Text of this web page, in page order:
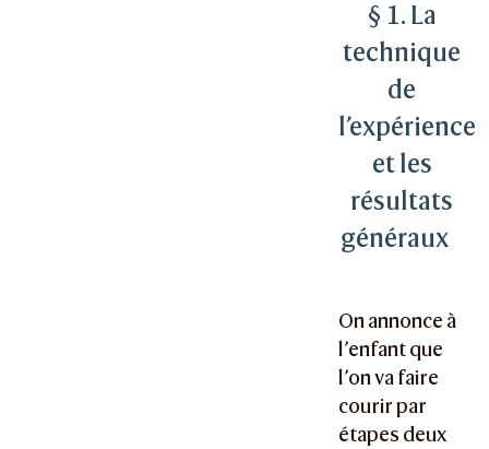
§ 1. La
technique
de
l’expérience
et les
résultats
généraux
On annonce à
l’enfant que
l’on va faire
courir par
étapes deux